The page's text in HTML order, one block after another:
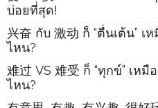
บ่อยที่สุด!
兴奋 กับ 激动 ก็ “ตื่นเต้น”
ไหน?
难过 VS 难受 ก็ “ทุกข์” เห
ไหน?